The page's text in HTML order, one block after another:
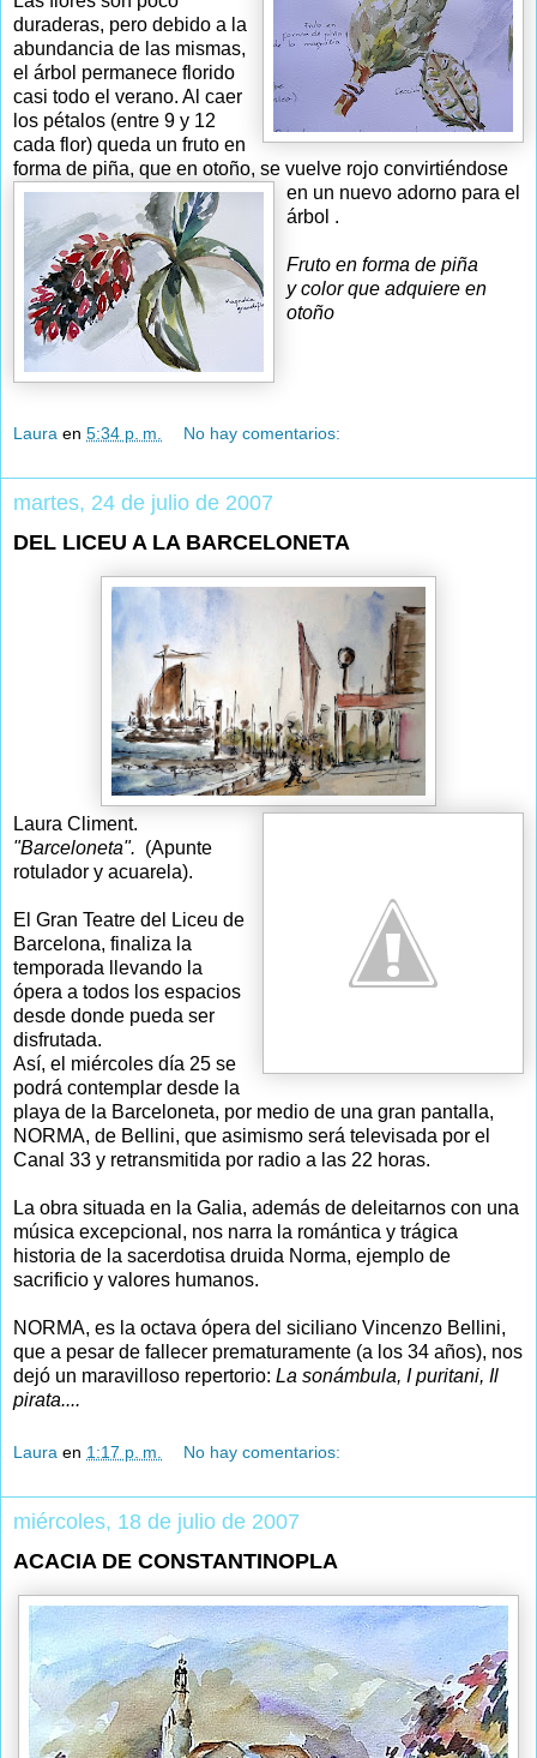
duraderas, pero debido a la
abundancia de las mismas,
el árbol permanece florido
casi todo el verano. Al caer
los pétalos (entre 9 y 12
cada flor) queda un fruto en
forma de piña, que en otoño, se vuelve rojo convirtiéndose
en un nuevo adorno para el
árbol .
Fruto en forma de piña
y color que adquiere en
otoño
Laura en 5:34 p. m. No hay comentarios:
martes, 24 de julio de 2007
DEL LICEU A LA BARCELONETA
Laura Climent.
"Barceloneta". (Apunte
rotulador y acuarela).
El Gran Teatre del Liceu de
Barcelona, finaliza la
temporada llevando la
ópera a todos los espacios
desde donde pueda ser
disfrutada.
Así, el miércoles día 25 se
podrá contemplar desde la
playa de la Barceloneta, por medio de una gran pantalla,
NORMA, de Bellini, que asimismo será televisada por el
Canal 33 y retransmitida por radio a las 22 horas.
La obra situada en la Galia, además de deleitarnos con una
música excepcional, nos narra la romántica y trágica
historia de la sacerdotisa druida Norma, ejemplo de
sacrificio y valores humanos.
NORMA, es la octava ópera del siciliano Vincenzo Bellini,
que a pesar de fallecer prematuramente (a los 34 años), nos
dejó un maravilloso repertorio: La sonámbula, I puritani, Il
pirata....
Laura en 1:17 p. m. No hay comentarios:
miércoles, 18 de julio de 2007
ACACIA DE CONSTANTINOPLA